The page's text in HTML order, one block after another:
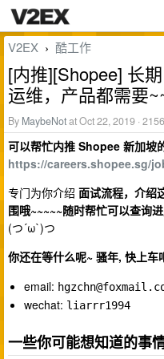
V2EX › 酷工作
[内推][Shopee] 长
运维，产品都需要
By MaybeNotat Oct 22, 2019 ·
可以帮忙内推 Shopee 新加坡
https://careers.shopee.sg/
专门为你介绍 面试流程，介绍
围哦~~~~~随时帮忙可以查询
(つ´ω`)つ
你还在等什么呢~ 骚年, 快上
email:
wechat: liarrr1994
一些你可能想知道的事